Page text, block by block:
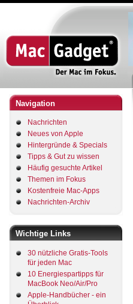
Navigation
Nachrichten
Neues von Apple
Hintergründe & Specials
Tipps & Gut zu wissen
Häufig gesuchte Artikel
Themen im Fokus
Kostenfreie Mac-Apps
Nachrichten-Archiv
Wichtige Links
30 nützliche Gratis-Tools
für jeden Mac
10 Energiespartipps für
MacBook Neo/Air/Pro
Apple-Handbücher - ein